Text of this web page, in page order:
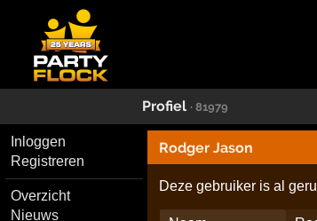
Profiel · 81979
Inloggen
Registreren
Overzicht
Nieuws
Rodger Jason
Deze gebruiker is al